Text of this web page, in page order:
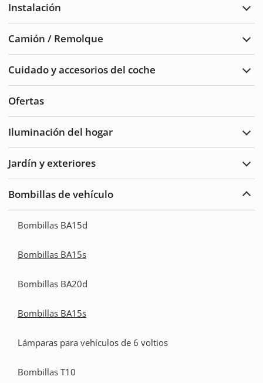
Instalación
Camión / Remolque
Cuidado y accesorios del coche
Ofertas
Iluminación del hogar
Jardín y exteriores
Bombillas de vehículo
Bombillas BA15d
Bombillas BA15s
Bombillas BA20d
Bombillas BA15s
Lámparas para vehículos de 6 voltios
Bombillas T10